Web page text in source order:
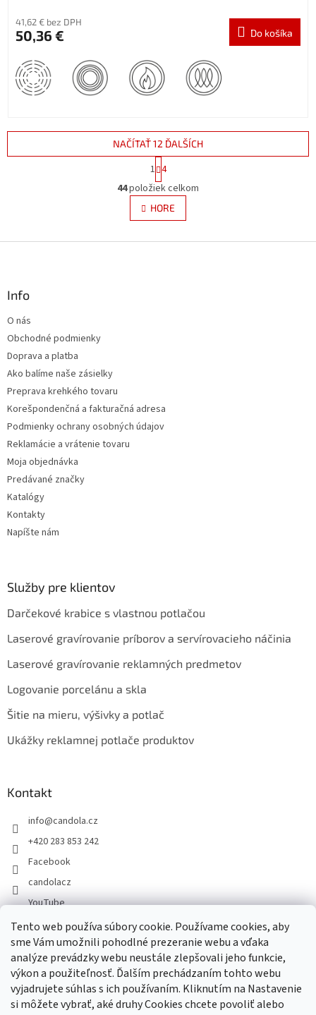
Tento web používa súbory cookie. Používame cookies, aby
sme Vám umožnili pohodlné prezeranie webu a vďaka
analýze prevádzky webu neustále zlepšovali jeho funkcie,
výkon a použiteľnosť. Ďalším prechádzaním tohto webu
vyjadrujete súhlas s ich používaním. Kliknutím na Nastavenie
si môžete vybrať, aké druhy Cookies chcete povoliť alebo
41,62 € bez DPH
50,36 € Do košíka
O
v
l
á
i
s
NAČÍTAŤ 12 ĎALŠÍCH
t
r
á
n
k
v
1 4
44položiek celkom
HORE
Info
O nás
Obchodné podmienky
Doprava a platba
Ako balíme naše zásielky
Preprava krehkého tovaru
Korešpondenčná a fakturačná adresa
Podmienky ochrany osobných údajov
Reklamácie a vrátenie tovaru
Moja objednávka
Predávané značky
Katalógy
Kontakty
Napíšte nám
Služby pre klientov
Darčekové krabice s vlastnou potlačou
Laserové gravírovanie príborov a servírovacieho náčinia
Laserové gravírovanie reklamných predmetov
Logovanie porcelánu a skla
Šitie na mieru, výšivky a potlač
Ukážky reklamnej potlače produktov
Kontakt
info@candola.cz
+420 283 853 242
Facebook
candolacz
YouTube
Prijímame online platby